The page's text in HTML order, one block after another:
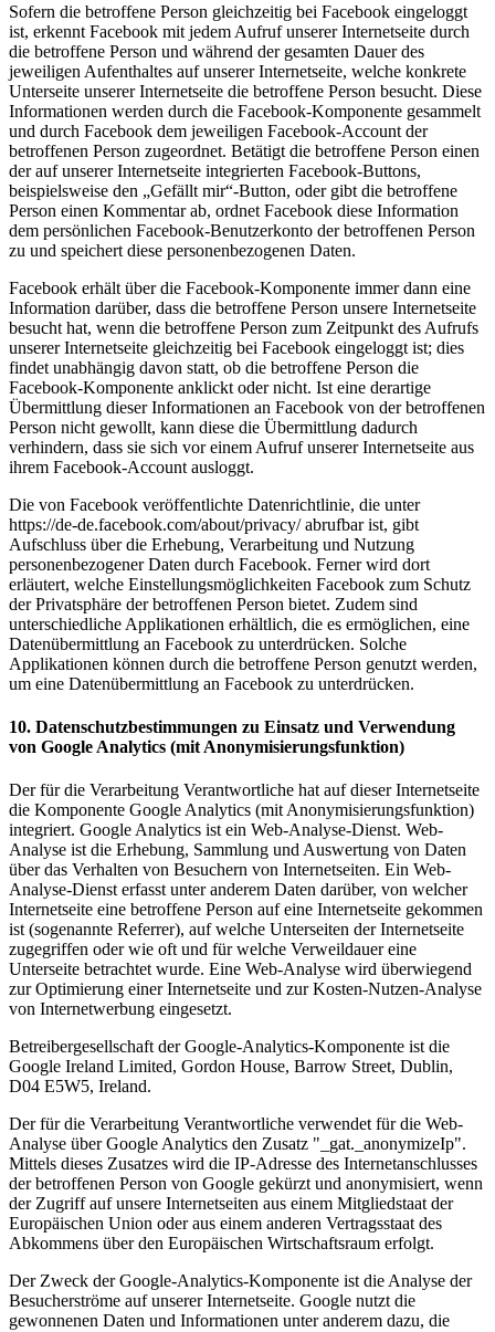
Sofern die betroffene Person gleichzeitig bei Facebook eingeloggt
ist, erkennt Facebook mit jedem Aufruf unserer Internetseite durch
die betroffene Person und während der gesamten Dauer des
jeweiligen Aufenthaltes auf unserer Internetseite, welche konkrete
Unterseite unserer Internetseite die betroffene Person besucht. Diese
Informationen werden durch die Facebook-Komponente gesammelt
und durch Facebook dem jeweiligen Facebook-Account der
betroffenen Person zugeordnet. Betätigt die betroffene Person einen
der auf unserer Internetseite integrierten Facebook-Buttons,
beispielsweise den „Gefällt mir“-Button, oder gibt die betroffene
Person einen Kommentar ab, ordnet Facebook diese Information
dem persönlichen Facebook-Benutzerkonto der betroffenen Person
zu und speichert diese personenbezogenen Daten.
Facebook erhält über die Facebook-Komponente immer dann eine
Information darüber, dass die betroffene Person unsere Internetseite
besucht hat, wenn die betroffene Person zum Zeitpunkt des Aufrufs
unserer Internetseite gleichzeitig bei Facebook eingeloggt ist; dies
findet unabhängig davon statt, ob die betroffene Person die
Facebook-Komponente anklickt oder nicht. Ist eine derartige
Übermittlung dieser Informationen an Facebook von der betroffenen
Person nicht gewollt, kann diese die Übermittlung dadurch
verhindern, dass sie sich vor einem Aufruf unserer Internetseite aus
ihrem Facebook-Account ausloggt.
Die von Facebook veröffentlichte Datenrichtlinie, die unter
https://de-de.facebook.com/about/privacy/ abrufbar ist, gibt
Aufschluss über die Erhebung, Verarbeitung und Nutzung
personenbezogener Daten durch Facebook. Ferner wird dort
erläutert, welche Einstellungsmöglichkeiten Facebook zum Schutz
der Privatsphäre der betroffenen Person bietet. Zudem sind
unterschiedliche Applikationen erhältlich, die es ermöglichen, eine
Datenübermittlung an Facebook zu unterdrücken. Solche
Applikationen können durch die betroffene Person genutzt werden,
um eine Datenübermittlung an Facebook zu unterdrücken.
10. Datenschutzbestimmungen zu Einsatz und Verwendung
von Google Analytics (mit Anonymisierungsfunktion)
Der für die Verarbeitung Verantwortliche hat auf dieser Internetseite
die Komponente Google Analytics (mit Anonymisierungsfunktion)
integriert. Google Analytics ist ein Web-Analyse-Dienst. Web-
Analyse ist die Erhebung, Sammlung und Auswertung von Daten
über das Verhalten von Besuchern von Internetseiten. Ein Web-
Analyse-Dienst erfasst unter anderem Daten darüber, von welcher
Internetseite eine betroffene Person auf eine Internetseite gekommen
ist (sogenannte Referrer), auf welche Unterseiten der Internetseite
zugegriffen oder wie oft und für welche Verweildauer eine
Unterseite betrachtet wurde. Eine Web-Analyse wird überwiegend
zur Optimierung einer Internetseite und zur Kosten-Nutzen-Analyse
von Internetwerbung eingesetzt.
Betreibergesellschaft der Google-Analytics-Komponente ist die
Google Ireland Limited, Gordon House, Barrow Street, Dublin,
D04 E5W5, Ireland.
Der für die Verarbeitung Verantwortliche verwendet für die Web-
Analyse über Google Analytics den Zusatz "_gat._anonymizeIp".
Mittels dieses Zusatzes wird die IP-Adresse des Internetanschlusses
der betroffenen Person von Google gekürzt und anonymisiert, wenn
der Zugriff auf unsere Internetseiten aus einem Mitgliedstaat der
Europäischen Union oder aus einem anderen Vertragsstaat des
Abkommens über den Europäischen Wirtschaftsraum erfolgt.
Der Zweck der Google-Analytics-Komponente ist die Analyse der
Besucherströme auf unserer Internetseite. Google nutzt die
gewonnenen Daten und Informationen unter anderem dazu, die